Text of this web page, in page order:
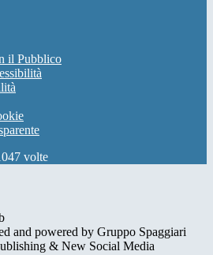
il Pubblico
volte
and powered by Gruppo Spaggiari
& New Social Media